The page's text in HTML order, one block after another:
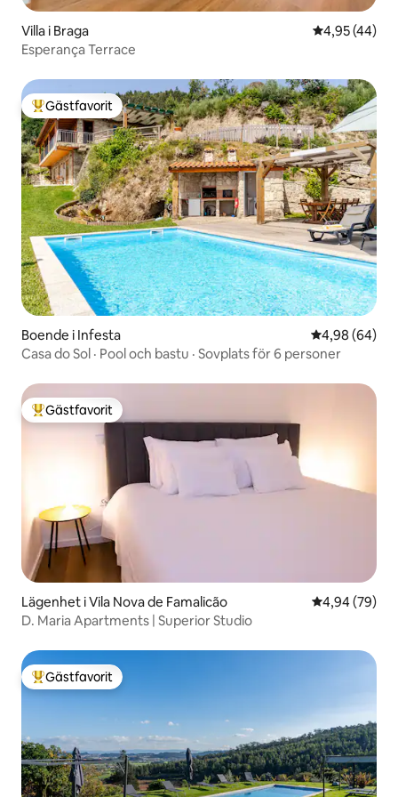
Villa i Braga 4,95 av 5 i
4,95 (44)
Esperança Terrace
Populär gästfavorit
Gästfavorit
Boende i Infesta 4,98 av 5 i
4,98 (64)
Casa do Sol · Pool och bastu · Sovplats för 6 personer
Populär gästfavorit
Gästfavorit
Lägenhet i Vila Nova de Famalicão 4,94 av 5 i
4,94 (79)
D. Maria Apartments | Superior Studio
Populär gästfavorit
Gästfavorit